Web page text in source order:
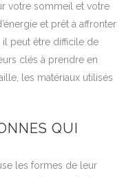
votre sommeil et votre
et prêt à affronter
il peut être difficile de
clés à prendre en
les matériaux utilisés
QUI
les formes de leur